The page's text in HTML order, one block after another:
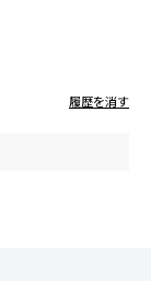
履歴を消す